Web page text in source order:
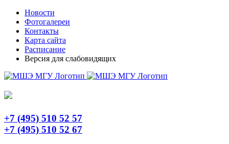
Skip
content
TelegramНовости
Фотогалереи
Контакты
Карта сайта
Расписание
Версия для слабовидящих
+7 (495) 510 52 57
+7 (495) 510 52 67